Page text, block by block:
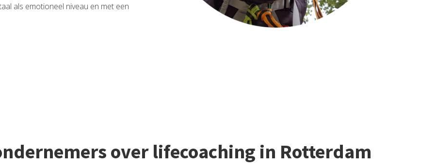
als emotioneel niveau en met een
over lifecoaching in Rotterdam